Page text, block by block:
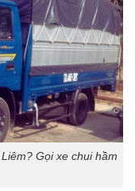
Gọi xe chui hầm